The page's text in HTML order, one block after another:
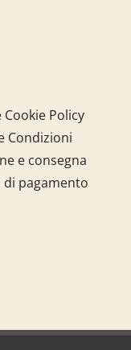
Cookie Policy
Condizioni
e consegna
di pagamento